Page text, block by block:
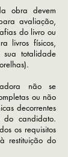
obra devem
avaliação,
do livro ou
livros físicos,
totalidade
não se
ou não
decorrentes
candidato.
os requisitos
restituição do